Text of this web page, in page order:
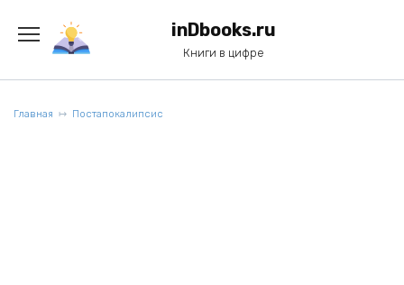
содержанию
inDbooks.ru
Книги в цифре
Главная Постапокалипсис